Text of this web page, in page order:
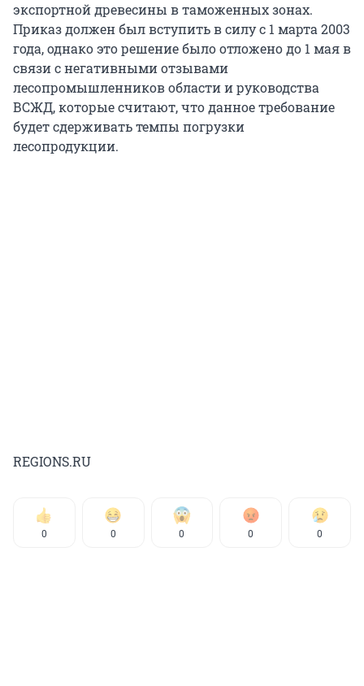
экспортной древесины в таможенных зонах.
Приказ должен был вступить в силу с 1 марта 2003
года, однако это решение было отложено до 1 мая в
связи с негативными отзывами
лесопромышленников области и руководства
ВСЖД, которые считают, что данное требование
будет сдерживать темпы погрузки
лесопродукции.
REGIONS.RU
0 0 0 0 0